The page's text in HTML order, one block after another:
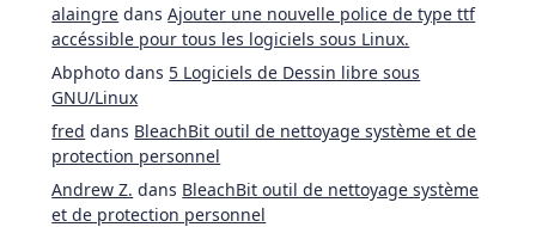
alaingre dansAjouter une nouvelle police de type ttf
accéssible pour tous les logiciels sous Linux.
Abphoto dans 5 Logiciels de Dessin libre sous
GNU/Linux
fred dans BleachBit outil de nettoyage système et de
protection personnel
Andrew Z. dans BleachBit outil de nettoyage système
et de protection personnel